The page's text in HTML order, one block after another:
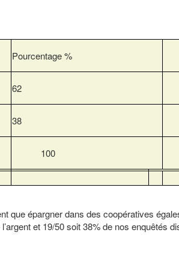
Pourcentage %
62
38
100
que épargner dans des coopératives
et 19/50 soit 38% de nos enquêtés